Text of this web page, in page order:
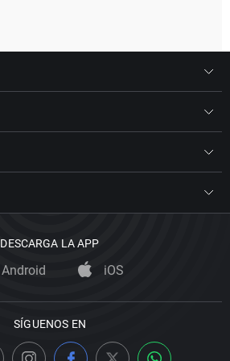
DESCARGA LA APP
Android iOS
SÍGUENOS EN